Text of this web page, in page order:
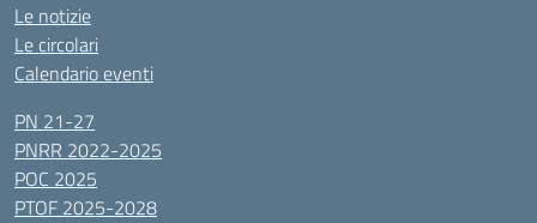
Le notizie
Le circolari
Calendario eventi
PN 21-27
PNRR 2022-2025
POC 2025
PTOF 2025-2028